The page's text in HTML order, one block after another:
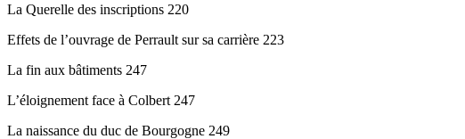
La Querelle des inscriptions 220
Effets de l’ouvrage de Perrault sur sa carrière 223
La fin aux bâtiments 247
L’éloignement face à Colbert 247
La naissance du duc de Bourgogne 249